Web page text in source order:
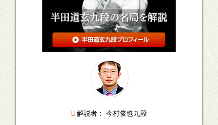
解説者： 今村俊也九段